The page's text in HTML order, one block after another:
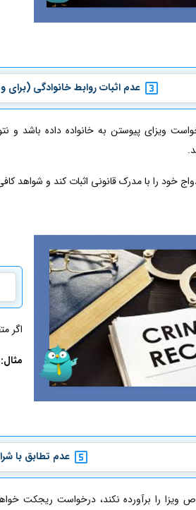
عدم اثبات روابط خانوادگی (برای
ویزای پیوستن به خانواده داده باشد و
خود را با مدرک قانونی اثبات کند و شواهد
اگر
مثال:
عدم تطابق با
ویزا را برآورده نکند، درخواست ریجکت